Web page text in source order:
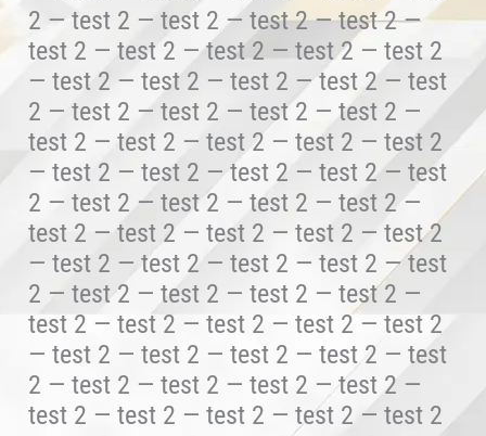
2 — test 2 — test 2 — test 2 — test 2 —
test 2 — test 2 — test 2 — test 2 — test 2
— test 2 — test 2 — test 2 — test 2 — test
2 — test 2 — test 2 — test 2 — test 2 —
test 2 — test 2 — test 2 — test 2 — test 2
— test 2 — test 2 — test 2 — test 2 — test
2 — test 2 — test 2 — test 2 — test 2 —
test 2 — test 2 — test 2 — test 2 — test 2
— test 2 — test 2 — test 2 — test 2 — test
2 — test 2 — test 2 — test 2 — test 2 —
test 2 — test 2 — test 2 — test 2 — test 2
— test 2 — test 2 — test 2 — test 2 — test
2 — test 2 — test 2 — test 2 — test 2 —
test 2 — test 2 — test 2 — test 2 — test 2